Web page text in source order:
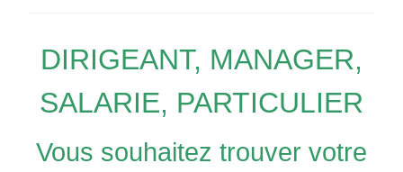
DIRIGEANT, MANAGER,
SALARIE, PARTICULIER
Vous souhaitez trouver votre